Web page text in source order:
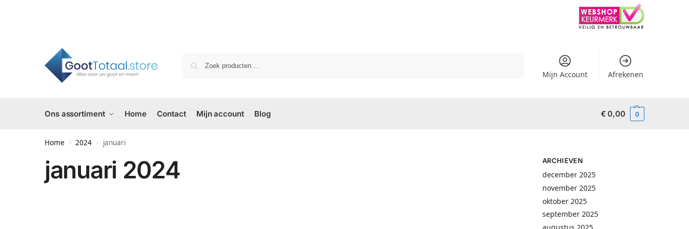
Mijn Account Afrekenen
Ons assortiment Home Contact Mijn account Blog € 0,00 0
Home / 2024 / januari
januari 2024 ARCHIEVEN
december 2025
november 2025
oktober 2025
september 2025